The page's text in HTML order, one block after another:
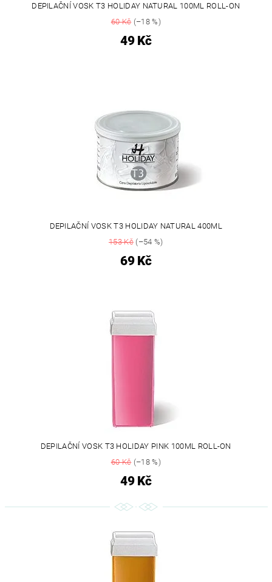
DEPILAČNÍ VOSK T3 HOLIDAY NATURAL 100ML ROLL-ON
60 Kč(–18 %)
49 Kč
DEPILAČNÍ VOSK T3 HOLIDAY NATURAL 400ML
153 Kč(–54 %)
69 Kč
DEPILAČNÍ VOSK T3 HOLIDAY PINK 100ML ROLL-ON
60 Kč(–18 %)
49 Kč